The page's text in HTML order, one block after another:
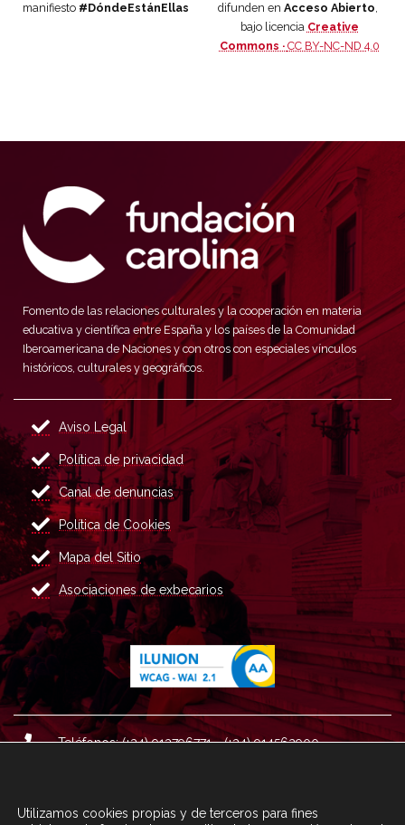
manifiesto #DóndeEstánEllas
difunden en Acceso Abierto,
bajo licencia Creative
Commons · CC BY-NC-ND 4.0
Fomento de las relaciones culturales y la cooperación en materia
educativa y científica entre España y los países de la Comunidad
Iberoamericana de Naciones y con otros con especiales vínculos
históricos, culturales y geográficos.
Aviso Legal
Política de privacidad
Canal de denuncias
Política de Cookies
Mapa del Sitio
Asociaciones de exbecarios
Teléfonos: (+34) 913796771 - (+34) 914562900
Correo : informacion@fundacioncarolina.es
Utilizamos cookies propias y de terceros para fines